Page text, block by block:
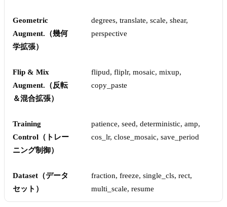
Geometric
Augment.（幾何
学拡張）
degrees, translate, scale, shear,
perspective
Flip & Mix
Augment.（反転
＆混合拡張）
flipud, fliplr, mosaic, mixup,
copy_paste
Training
Control（トレー
ニング制御）
patience, seed, deterministic, amp,
cos_lr, close_mosaic, save_period
Dataset（データ
セット）
fraction, freeze, single_cls, rect,
multi_scale, resume